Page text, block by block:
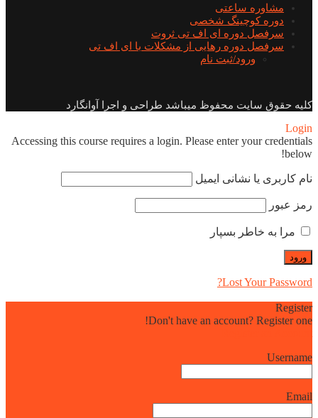
مشاوره ساعتی
دوره کوچینگ شخصی
سرفصل دوره ای اف تی ثروت
سرفصل دوره رهایی از مشکلات با ای اف تی
ورود/ثبت نام
کلیه حقوق سایت محفوظ میباشد طراحی و اجرا آوانگارد
Login
Accessing this course requires a login. Please enter your credentials
below!
نام کاربری یا نشانی ایمیل
رمز عبور
مرا به خاطر بسپار
Lost Your Password?
Register
Don't have an account? Register one!
Username
Email